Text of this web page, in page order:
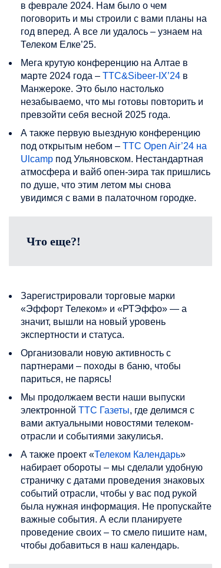
в феврале 2024. Нам было о чем
поговорить и мы строили с вами планы на
год вперед. А все ли удалось – узнаем на
Телеком Елке’25.
Мега крутую конференцию на Алтае в
марте 2024 года – ТТС&Sibeer-IX’24 в
Манжероке. Это было настолько
незабываемо, что мы готовы повторить и
превзойти себя весной 2025 года.
А также первую выездную конференцию
под открытым небом – ТТС Open Air’24 на
Ulcamp под Ульяновском. Нестандартная
атмосфера и вайб опен-эира так пришлись
по душе, что этим летом мы снова
увидимся с вами в палаточном городке.
Что еще?!
Зарегистрировали торговые марки
«Эффорт Телеком» и «РТЭффо» — а
значит, вышли на новый уровень
экспертности и статуса.
Организовали новую активность с
партнерами – походы в баню, чтобы
париться, не парясь!
Мы продолжаем вести наши выпуски
электронной ТТС Газеты, где делимся с
вами актуальными новостями телеком-
отрасли и событиями закулисья.
А также проект «Телеком Календарь»
набирает обороты – мы сделали удобную
страничку с датами проведения знаковых
событий отрасли, чтобы у вас под рукой
была нужная информация. Не пропускайте
важные события. А если планируете
проведение своих – то смело пишите нам,
чтобы добавиться в наш календарь.